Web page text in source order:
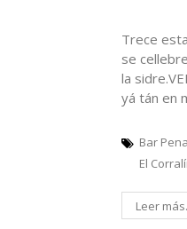
Trece
se
la
yá tán en
Bar
El
Leer